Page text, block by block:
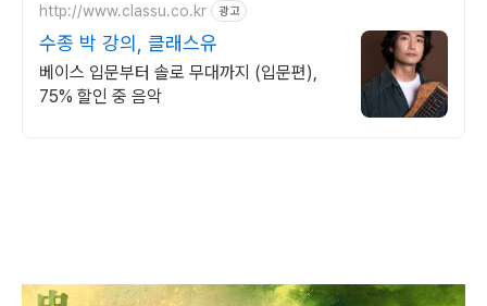
http://www.classu.co.kr 광고
수종 박 강의, 클래스유
베이스 입문부터 솔로 무대까지 (입문편),
75% 할인 중 음악